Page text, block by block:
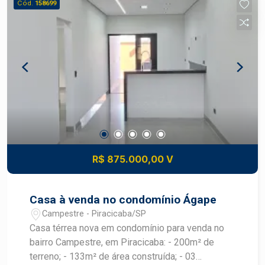
comércios, escolas, serviços e transporte.
Destaques do imóvel: 250 m² (10 x 25 m);
Topografia plana; Excelente aproveitamento do
terreno; Ideal para construção residencial; Bairro
em expansão e com grande potencial de
valorização. Entre em contato para mais
informações e agende uma visita!
Cód. 158699
R$ 875.000,00 V
Casa à venda no condomínio Ágape
Campestre - Piracicaba/SP
Casa térrea nova em condomínio para venda no
bairro Campestre, em Piracicaba: - 200m² de
terreno; - 133m² de área construída; - 03